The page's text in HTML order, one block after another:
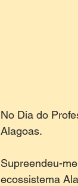
No Dia do
Alagoas.
Supreendeu-
ecossistema